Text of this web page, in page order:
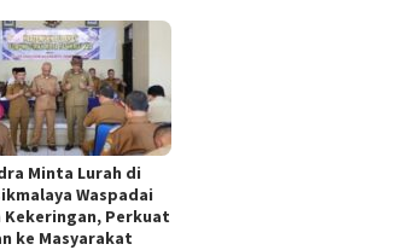
Minta Lurah di
Waspadai
Kekeringan, Perkuat
ke Masyarakat